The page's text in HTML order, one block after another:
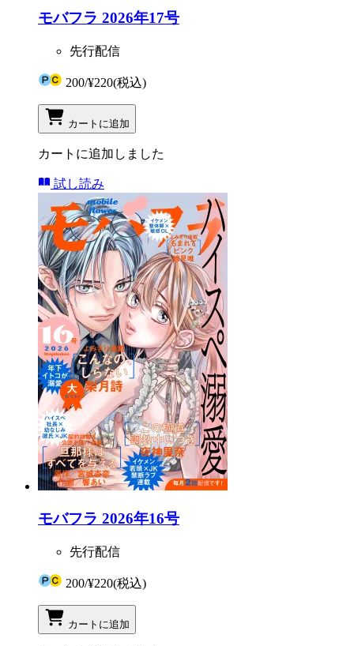
モバフラ 2026年17号
先行配信
200/¥220(税込)
カートに追加
カートに追加しました
試し読み
モバフラ 2026年16号
先行配信
200/¥220(税込)
カートに追加